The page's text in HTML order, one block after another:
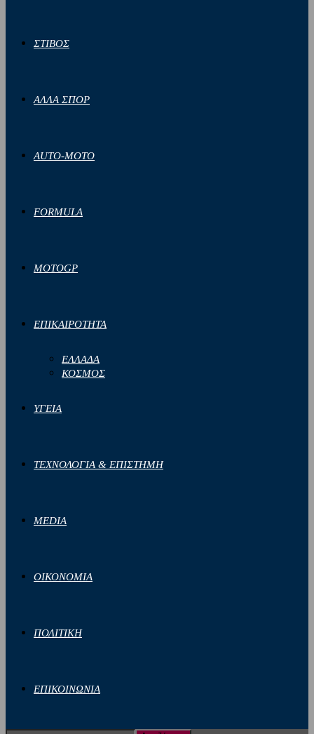
ΣΤΙΒΟΣ
ΑΛΛΑ ΣΠΟΡ
AUTO-MOTO
FORMULA
MOTOGP
ΕΠΙΚΑΙΡΟΤΗΤΑ
ΕΛΛΑΔΑ
ΚΟΣΜΟΣ
ΥΓΕΙΑ
ΤΕΧΝΟΛΟΓΙΑ & ΕΠΙΣΤΗΜΗ
MEDIA
ΟΙΚΟΝΟΜΙΑ
ΠΟΛΙΤΙΚΗ
ΕΠΙΚΟΙΝΩΝΙΑ